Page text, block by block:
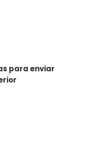
para enviar